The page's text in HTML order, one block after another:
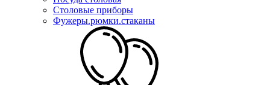
Столовые приборы
Фужеры.рюмки.стаканы